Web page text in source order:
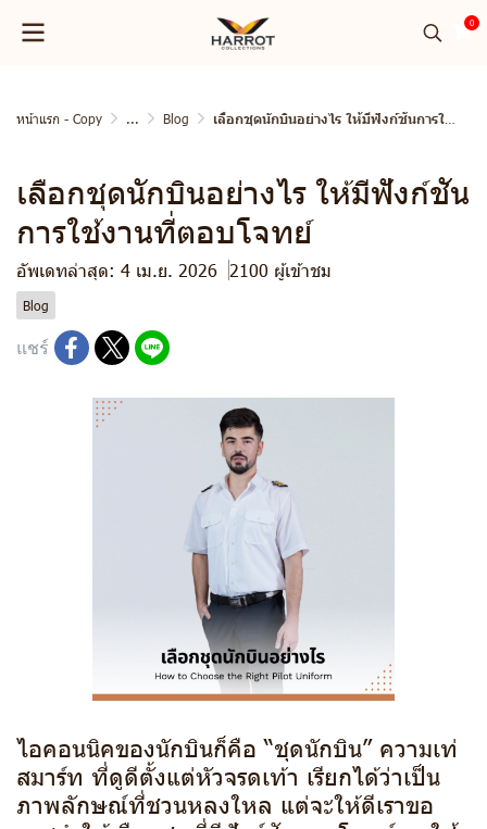
0
หน้าแรก - Copy ... Blog เลือกชุดนักบินอย่างไร ให้มีฟังก์ชันการใช้งานที่ตอบโจทย์
เลือกชุดนักบินอย่างไร ให้มีฟังก์ชัน
การใช้งานที่ตอบโจทย์
อัพเดทล่าสุด: 4 เม.ย. 2026 2100 ผู้เข้าชม
Blog
แชร์
ไอคอนนิคของนักบินก็คือ “ชุดนักบิน” ความเท่
สมาร์ท ที่ดูดีตั้งแต่หัวจรดเท้า เรียกได้ว่าเป็น
ภาพลักษณ์ที่ชวนหลงใหล แต่จะให้ดีเราขอ